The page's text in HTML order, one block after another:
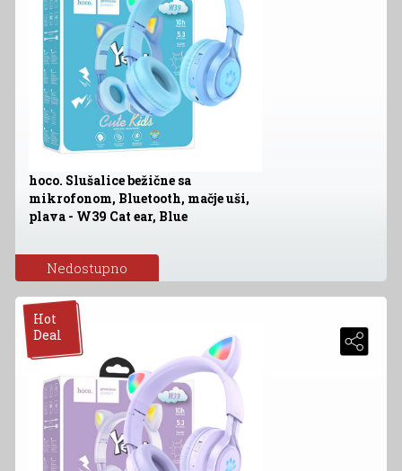
hoco. Slušalice bežične sa
mikrofonom, Bluetooth, mačje uši,
plava - W39 Cat ear, Blue
Nedostupno
Hot
Deal